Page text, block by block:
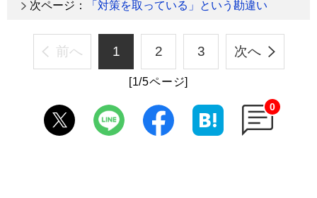
次ページ： 「対策を取っている」という勘違い
前へ 1 2 3 次へ
[1/5ページ]
0